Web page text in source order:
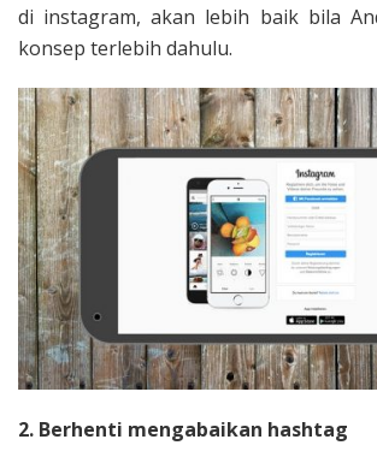
di instagram, akan lebih baik bila
konsep terlebih dahulu.
2. Berhenti mengabaikan hashtag